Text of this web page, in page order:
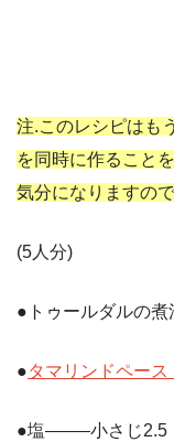
注.このレシピはも
を同時に作ること
気分になりますの
(5人分)
●トゥールダルの
●タマリンドペース
●塩——–小さじ2.5